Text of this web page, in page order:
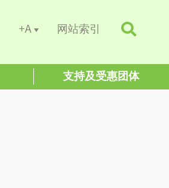
+A 网站索引
支持及受惠团体